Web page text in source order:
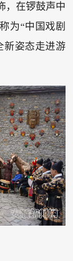
，在锣鼓声中
为“中国戏剧
新姿态走进游